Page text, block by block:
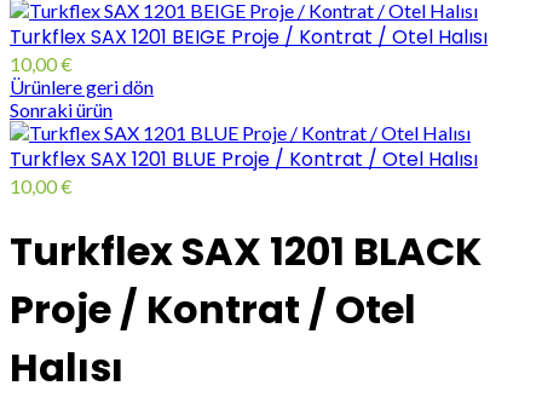
Turkflex SAX 1201 BEIGE Proje / Kontrat / Otel Halısı
10,00€
Ürünlere geri dön
Sonraki ürün
Turkflex SAX 1201 BLUE Proje / Kontrat / Otel Halısı
10,00€
Turkflex SAX 1201 BLACK
Proje / Kontrat / Otel
Halısı